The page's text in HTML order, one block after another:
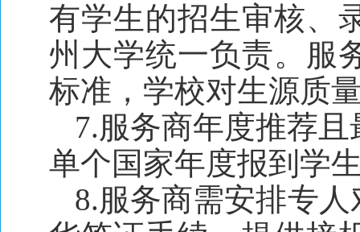
有学生的招生审核、
州大学统一负责。服
标准，学校对生源质
7.服务商年度推荐
单个国家年度报到学
8.服务商需安排专